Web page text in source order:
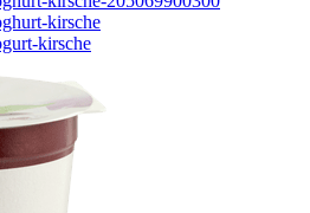
kirsche
kirsche